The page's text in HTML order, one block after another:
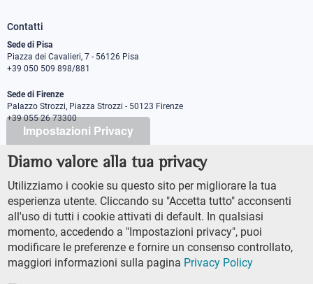
Impostazioni Privacy
Diamo valore alla tua privacy
Utilizziamo i cookie su questo sito per migliorare la tua
esperienza utente. Cliccando su "Accetta tutto" acconsenti
all'uso di tutti i cookie attivati di default. In qualsiasi
momento, accedendo a "Impostazioni privacy", puoi
modificare le preferenze e fornire un consenso controllato,
maggiori informazioni sulla pagina Privacy Policy
Contatti
Sede di Pisa
Piazza dei Cavalieri, 7 - 56126 Pisa
+39 050 509 898/881
Sede di Firenze
Palazzo Strozzi, Piazza Strozzi - 50123 Firenze
+39 055 26 73300
PEC protocollo@pec.sns.it
Codice Fiscale 8000 5050507
Ufficio comunicazione
Addetto stampa
URP - Ufficio relazioni con il pubblico